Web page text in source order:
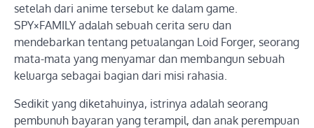
setelah dari anime tersebut ke dalam game.
SPY×FAMILY adalah sebuah cerita seru dan
mendebarkan tentang petualangan Loid Forger, seorang
mata-mata yang menyamar dan membangun sebuah
keluarga sebagai bagian dari misi rahasia.
Sedikit yang diketahuinya, istrinya adalah seorang
pembunuh bayaran yang terampil, dan anak perempuan